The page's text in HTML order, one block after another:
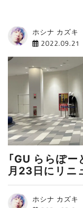
ホシナ カズキ
2022.09.21
「GU ららぽ
月23日にリニ
ホシナ カズキ